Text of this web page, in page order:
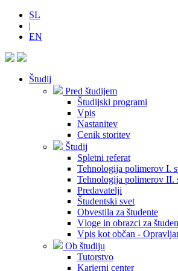
SL
|
EN
Študij
Pred študijem
Študijski programi
Vpis
Nastanitev
Cenik storitev
Študij
Spletni referat
Tehnologija polimerov I.
Tehnologija polimerov II.
Predavatelji
Študentski svet
Obvestila za študente
Vloge in obrazci za
Vpis kot občan -
Ob študiju
Tutorstvo
Karierni center